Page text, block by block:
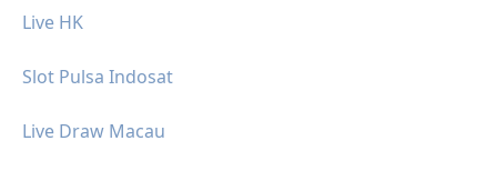
Live HK
Slot Pulsa Indosat
Live Draw Macau